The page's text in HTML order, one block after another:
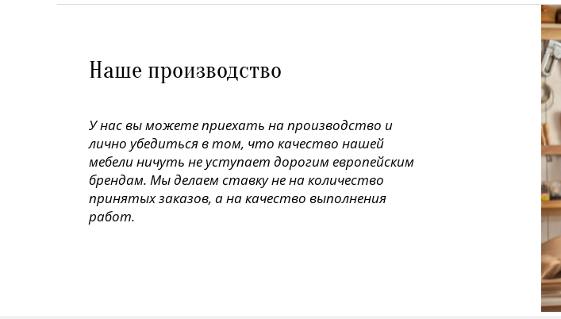
Наше производство
У нас вы можете приехать на производство и
лично убедиться в том, что качество нашей
мебели ничуть не уступает дорогим европейским
брендам. Мы делаем ставку не на количество
принятых заказов, а на качество выполнения
работ.